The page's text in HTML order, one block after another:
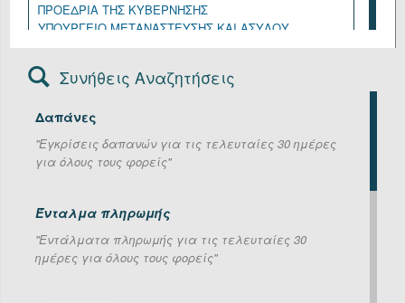
ΠΡΟΕΔΡΙΑ ΤΗΣ ΚΥΒΕΡΝΗΣΗΣ
ΥΠΟΥΡΓΕΙΟ ΜΕΤΑΝΑΣΤΕΥΣΗΣ ΚΑΙ ΑΣΥΛΟΥ
ΥΠΟΥΡΓΕΙΟ ΑΓΡΟΤΙΚΗΣ ΑΝΑΠΤΥΞΗΣ ΚΑΙ ΤΡΟΦΙΜΩΝ
ΥΠΟΥΡΓΕΙΟ ΑΝΑΠΤΥΞΗΣ
ΥΠΟΥΡΓΕΙΟ ΔΙΚΑΙΟΣΥΝΗΣ
ΥΠΟΥΡΓΕΙΟ ΕΞΩΤΕΡΙΚΩΝ
ΥΠΟΥΡΓΕΙΟ ΕΡΓΑΣΙΑΣ ΚΑΙ ΚΟΙΝΩΝΙΚΗΣ ΑΣΦΑΛΙΣΗΣ
ΥΠΟΥΡΓΕΙΟ ΕΣΩΤΕΡΙΚΩΝ
ΥΠΟΥΡΓΕΙΟ ΚΛΙΜΑΤΙΚΗΣ ΚΡΙΣΗΣ ΚΑΙ ΠΟΛΙΤΙΚΗΣ
ΥΠΟΥΡΓΕΙΟ ΚΟΙΝΩΝΙΚΗΣ ΣΥΝΟΧΗΣ ΚΑΙ
ΟΙΚΟΓΕΝΕΙΑΣ
ΥΠΟΥΡΓΕΙΟ ΝΑΥΤΙΛΙΑΣ ΚΑΙ ΝΗΣΙΩΤΙΚΗΣ ΠΟΛΙΤΙΚΗΣ
ΥΠΟΥΡΓΕΙΟ ΟΙΚΟΝΟΜΙΚΩΝ
Συνήθεις Αναζητήσεις
Δαπάνες
''Εγκρίσεις δαπανών για τις τελευταίες 30 ημέρες
για όλους τους φορείς''
Ένταλμα πληρωμής
''Εντάλματα πληρωμής για τις τελευταίες 30
ημέρες για όλους τους φορείς''